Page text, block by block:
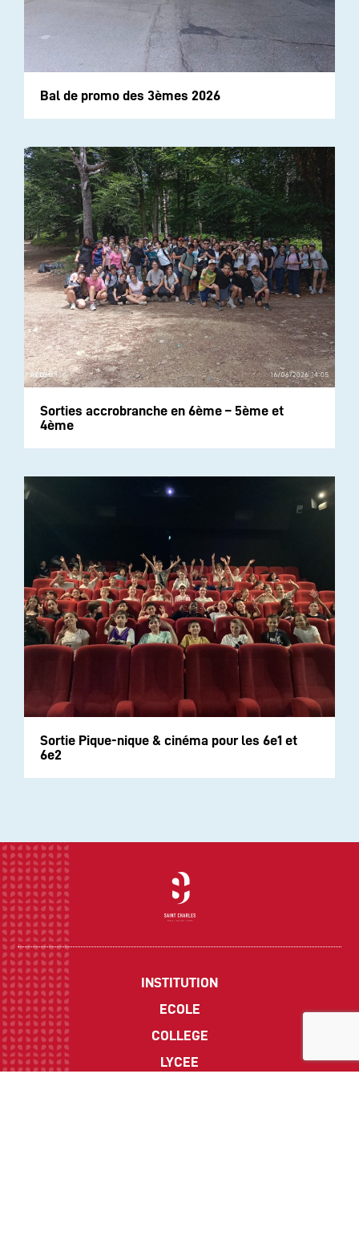
Bal de promo des 3èmes 2026
Sorties accrobranche en 6ème – 5ème et
4ème
Sortie Pique-nique & cinéma pour les 6e1 et
6e2
INSTITUTION
ECOLE
COLLEGE
LYCEE